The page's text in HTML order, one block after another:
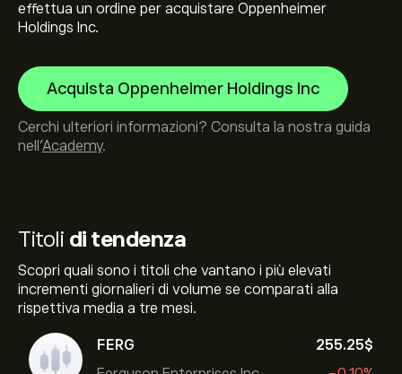
Titoli di tendenza
Scopri quali sono i titoli che vantano i più elevati
incrementi giornalieri di volume se comparati alla
rispettiva media a tre mesi.
FERG
255.25‎$‎
effettua un ordine per acquistare Oppenheimer
Holdings Inc.
Acquista Oppenheimer Holdings Inc
Cerchi ulteriori informazioni? Consulta la nostra guida
nell’Academy.